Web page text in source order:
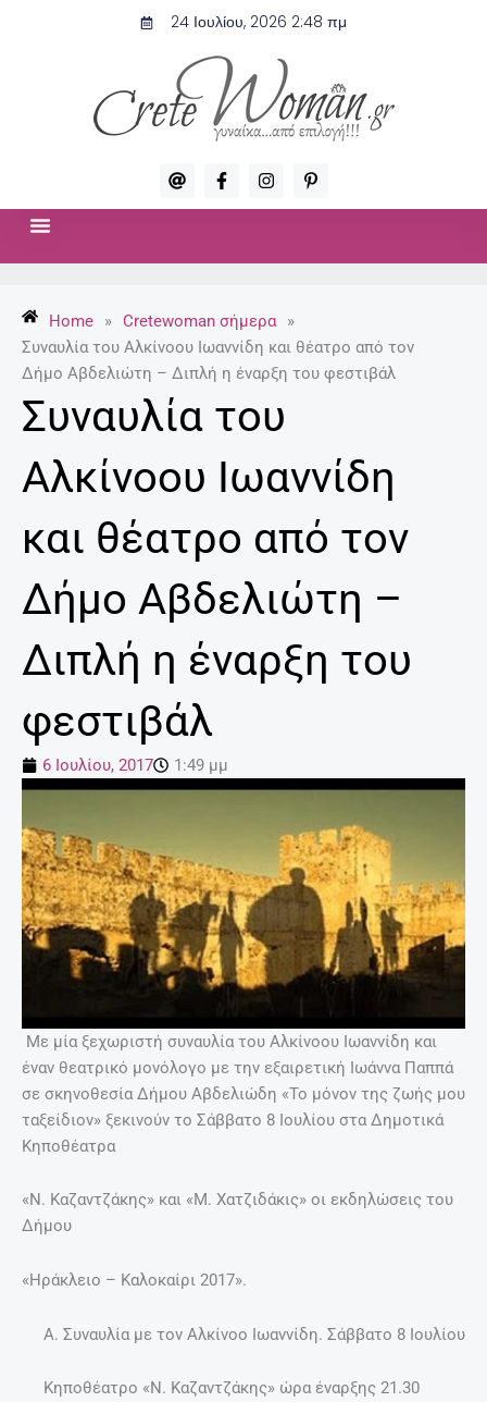
24 Ιουλίου, 2026 2:48 πμ
A
t
F
a
c
f
I
n
s
P
i
n
p
Home » Cretewoman σήμερα
»
Συναυλία του Αλκίνοου Ιωαννίδη και θέατρο από τον
Δήμο Αβδελιώτη – Διπλή η έναρξη του φεστιβάλ
Συναυλία του
Αλκίνοου Ιωαννίδη
και θέατρο από τον
Δήμο Αβδελιώτη –
Διπλή η έναρξη του
φεστιβάλ
6 Ιουλίου, 2017 1:49 μμ
Με μία ξεχωριστή συναυλία του Αλκίνοου Ιωαννίδη και
έναν θεατρικό μονόλογο με την εξαιρετική Ιωάννα Παππά
σε σκηνοθεσία Δήμου Αβδελιώδη «Το μόνον της ζωής μου
ταξείδιον» ξεκινούν το Σάββατο 8 Ιουλίου στα Δημοτικά
Κηποθέατρα
«Ν. Καζαντζάκης» και «Μ. Χατζιδάκις» οι εκδηλώσεις του
Δήμου
«Ηράκλειο – Καλοκαίρι 2017».
Α. Συναυλία με τον Αλκίνοο Ιωαννίδη. Σάββατο 8 Ιουλίου
Κηποθέατρο «Ν. Καζαντζάκης» ώρα έναρξης 21.30